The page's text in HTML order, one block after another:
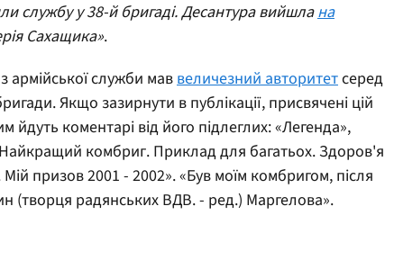
службу у 38-й бригаді. Десантура вийшлана
Сахащика».
армійської служби маввеличезний авторитетсеред
Якщо зазирнути в публікації, присвячені цій
коментарі від його підлеглих: «Легенда»,
комбриг. Приклад для багатьох. Здоров'я
призов 2001 - 2002». «Був моїм комбригом, після
(творця радянських ВДВ. - ред.) Маргелова».